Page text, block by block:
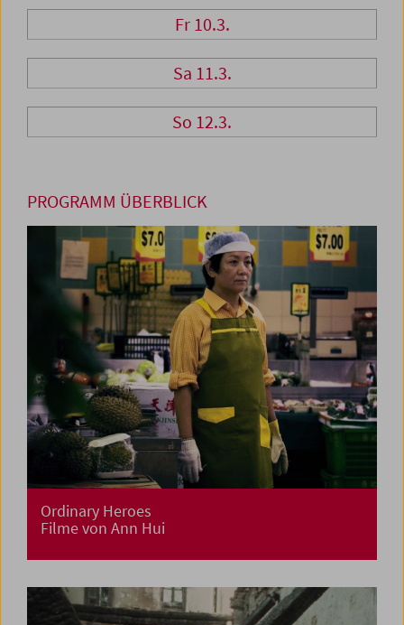
Fr 10.3.
Sa 11.3.
So 12.3.
PROGRAMM ÜBERBLICK
Ordinary Heroes
Filme von Ann Hui